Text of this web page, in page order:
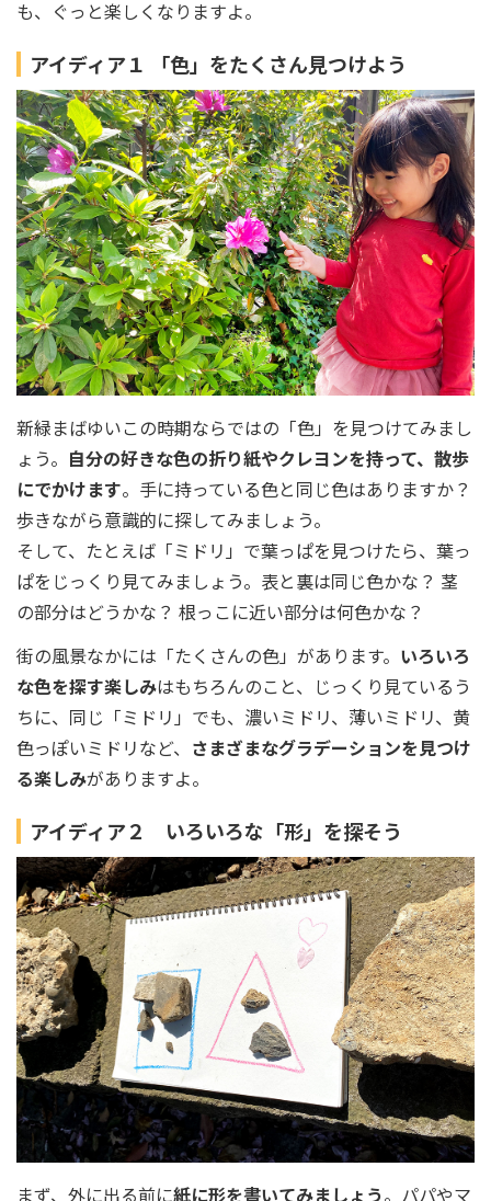
も、ぐっと楽しくなりますよ。
アイディア１ 「色」をたくさん見つけよう
新緑まばゆいこの時期ならではの「色」を見つけてみまし
ょう。 自分の好きな色の折り紙やクレヨンを持って、散歩
にでかけます。手に持っている色と同じ色はありますか？
歩きながら意識的に探してみましょう。
そして、たとえば「ミドリ」で葉っぱを見つけたら、葉っ
ぱをじっくり見てみましょう。表と裏は同じ色かな？ 茎
の部分はどうかな？ 根っこに近い部分は何色かな？
街の風景なかには「たくさんの色」があります。 いろいろ
な色を探す楽しみはもちろんのこと、じっくり見ているう
ちに、同じ「ミドリ」でも、濃いミドリ、薄いミドリ、黄
色っぽいミドリなど、 さまざまなグラデーションを見つけ
る楽しみがありますよ。
アイディア２ いろいろな「形」を探そう
まず、外に出る前に紙に形を書いてみましょう。パパやマ